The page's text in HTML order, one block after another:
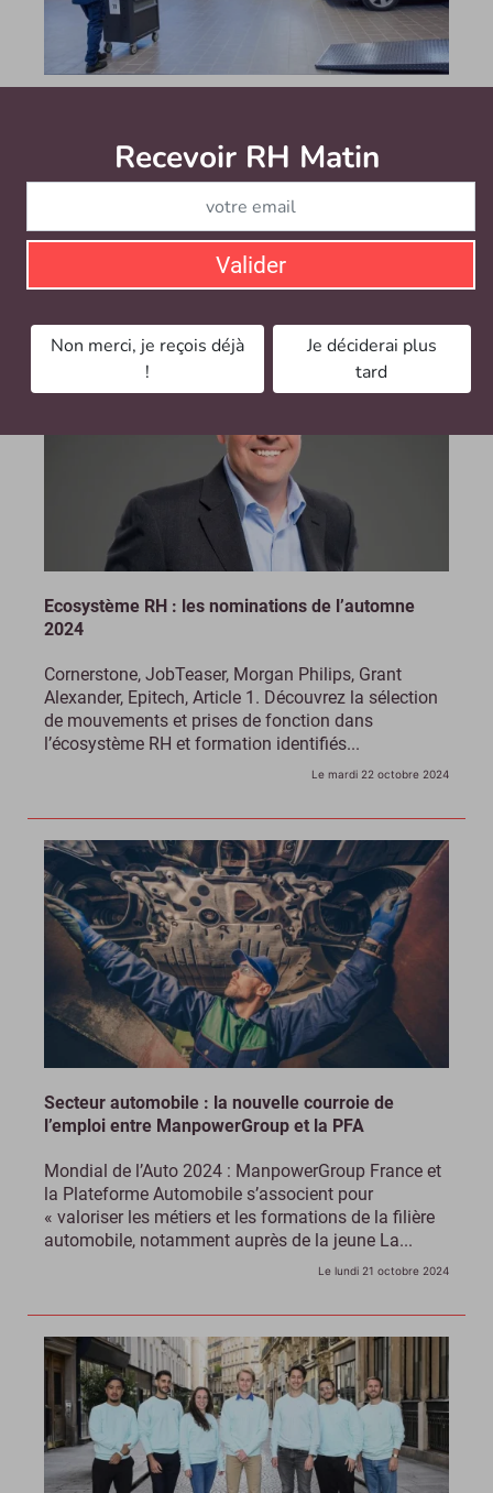
Spécialisée dans l’accès simplifié aux aides
sociales, Klaro a vocation à accompagner les 7000
pouvoir d’achat. Bilan d’étape du partenariat...
Ecosystème RH : les nominations de l’automne
2024
Cornerstone, JobTeaser, Morgan Philips, Grant
Alexander, Epitech, Article 1. Découvrez la sélection
de mouvements et prises de fonction dans
l’écosystème RH et formation identifiés...
Le mardi 22 octobre 2024
Secteur automobile : la nouvelle courroie de
l’emploi entre ManpowerGroup et la PFA
Mondial de l’Auto 2024 : ManpowerGroup France et
la Plateforme Automobile s’associent pour
« valoriser les métiers et les formations de la filière
automobile, notamment auprès de la jeune La...
Le lundi 21 octobre 2024
Recevoir RH Matin
Valider
Non merci, je reçois déjà
!
Je déciderai plus
tard